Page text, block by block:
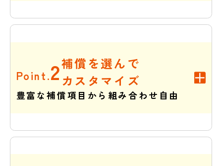
Point.2補償を選んで
カスタマイズ
豊富な補償項目から組み合わせ自由